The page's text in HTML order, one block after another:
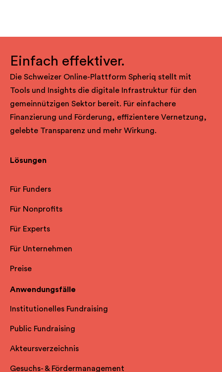
Einfach effektiver.
Die Schweizer Online-Plattform Spheriq stellt mit
Tools und Insights die digitale Infrastruktur für den
gemeinnützigen Sektor bereit. Für einfachere
Finanzierung und Förderung, effizientere Vernetzung,
gelebte Transparenz und mehr Wirkung.
Lösungen
Für Funders
Für Nonprofits
Für Experts
Für Unternehmen
Preise
Anwendungsfälle
Institutionelles Fundraising
Public Fundraising
Akteursverzeichnis
Gesuchs- & Fördermanagement